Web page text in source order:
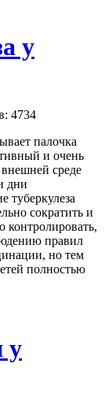
у
4734
палочка
и очень
среде
дни
туберкулеза
сократить и
контролировать,
правил
но тем
полностью
у